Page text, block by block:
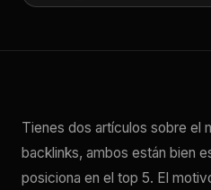
Tienes dos artículos sobre el
backlinks, ambos están bien
posiciona en el top 5. El